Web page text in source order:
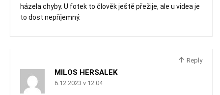
házela chyby. U fotek to člověk ještě přežije, ale u videa je
to dost nepříjemný.
Reply
MILOS HERSALEK
6.12.2023 v 12:04